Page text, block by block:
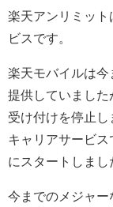
楽天アンリミッ
ビスです。
楽天モバイルは今
提供していまし
受け付けを停止
キャリアサービ
にスタートしまし
今までのメジャー